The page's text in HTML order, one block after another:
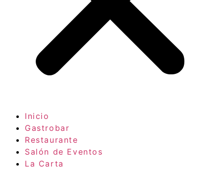
Inicio
Gastrobar
Restaurante
Salón de Eventos
La Carta